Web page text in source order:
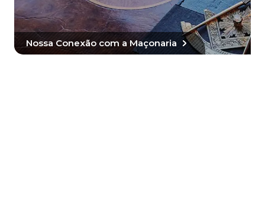
Nossa Conexão com a Maçonaria